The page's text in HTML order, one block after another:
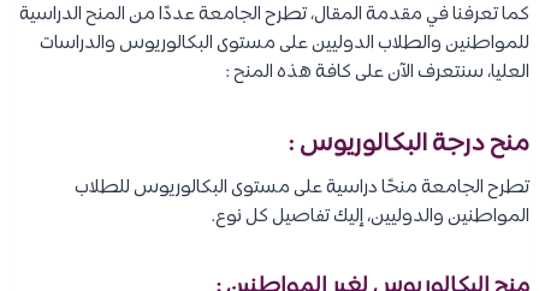
كما تعرفنا في مقدمة المقال، تطرح الجامعة عددًا من المنح الدراسية
للمواطنين والطلاب الدوليين على مستوى البكالوريوس والدراسات
العليا، سنتعرف الآن على كافة هذه المنح :
منح درجة البكالوريوس :
تطرح الجامعة منحًا دراسية على مستوى البكالوريوس للطلاب
المواطنين والدوليين، إليك تفاصيل كل نوع.